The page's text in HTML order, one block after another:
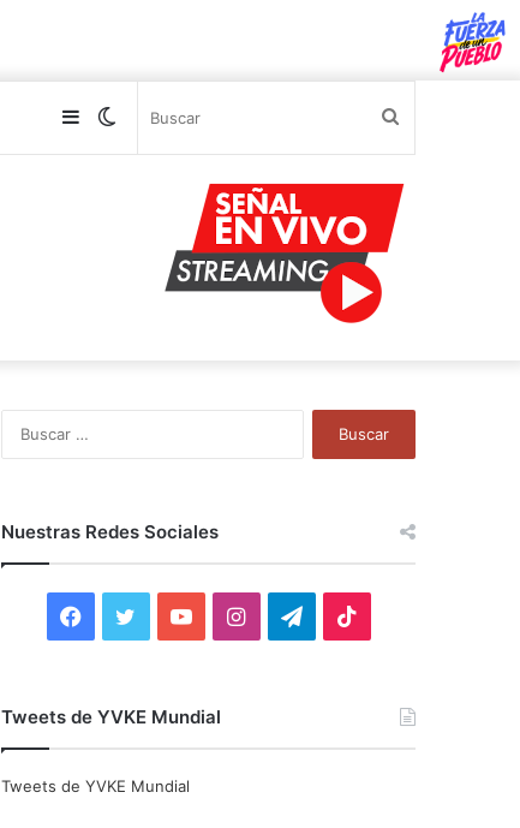
Switch
Sidebar
Nuestras Redes Sociales
F
c
i
Y
u
I
T
Tweets de YVKE Mundial
Tweets de YVKE Mundial